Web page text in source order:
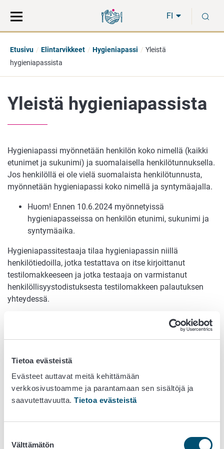
Tietoa evästeistä
Evästeet auttavat meitä kehittämään
verkkosivustoamme ja parantamaan sen sisältöjä ja
saavutettavuutta. Tietoa evästeistä
valinta
Välttämätön
suoraan
sisältöön
koko
sivuston
FI
Etusivu Elintarvikkeet Hygieniapassi
Yleistä
hygieniapassista
Yleistä hygieniapassista
Hygieniapassi myönnetään henkilön koko nimellä (kaikki
etunimet ja sukunimi) ja suomalaisella henkilötunnuksella.
Jos henkilöllä ei ole vielä suomalaista henkilötunnusta,
myönnetään hygieniapassi koko nimellä ja syntymäajalla.
Huom! Ennen 10.6.2024 myönnetyissä
hygieniapasseissa on henkilön etunimi, sukunimi ja
syntymäaika.
Hygieniapassitestaaja tilaa hygieniapassin niillä
henkilötiedoilla, jotka testattava on itse kirjoittanut
testilomakkeeseen ja jotka testaaja on varmistanut
henkilöllisyystodistuksesta testilomakkeen palautuksen
yhteydessä.
Hygieniapassi tilataan testilomakkeessa olevien
henkilötietojen perusteella myös siinä tapauksessa,
että testattavan henkilön henkilötiedot olisivat
mutta testattavalla on testissä sellainen voimassa
oleva henkilöllisyystodistus, jossa on edelleen vanha
sukunimi. Testattava ei voi tässä tilanteessa